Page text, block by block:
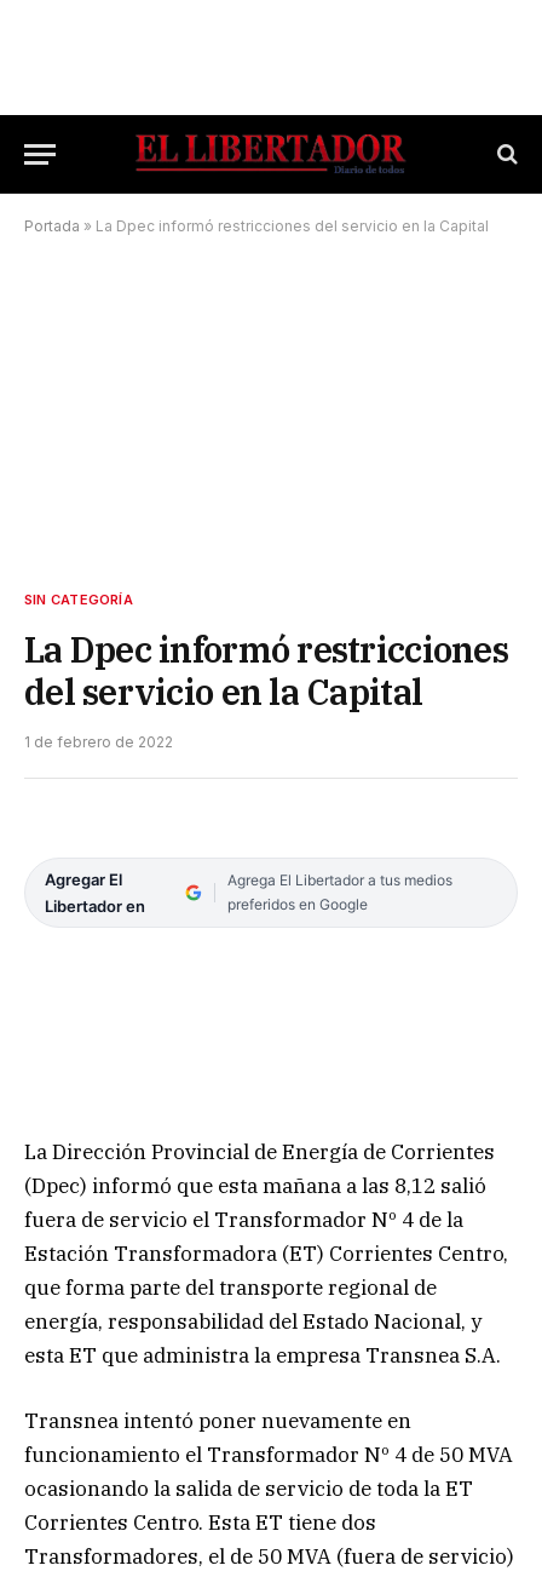
Portada » La Dpec informó restricciones del servicio en la Capital
SIN CATEGORÍA
La Dpec informó restricciones
del servicio en la Capital
1 de febrero de 2022
Agregar El
Libertador en
Agrega El Libertador a tus medios
preferidos en Google
La Dirección Provincial de Energía de Corrientes
(Dpec) informó que esta mañana a las 8,12 salió
fuera de servicio el Transformador Nº 4 de la
Estación Transformadora (ET) Corrientes Centro,
que forma parte del transporte regional de
energía, responsabilidad del Estado Nacional, y
esta ET que administra la empresa Transnea S.A.
Transnea intentó poner nuevamente en
funcionamiento el Transformador Nº 4 de 50 MVA
ocasionando la salida de servicio de toda la ET
Corrientes Centro. Esta ET tiene dos
Transformadores, el de 50 MVA (fuera de servicio)